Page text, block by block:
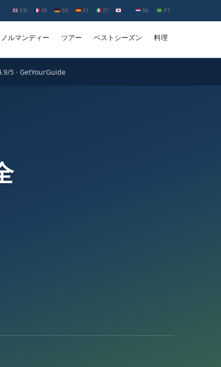
EN FR DE ES IT NL PT
ノルマンディー ツアー ベストシーズン 料理
5 · GetYourGuide